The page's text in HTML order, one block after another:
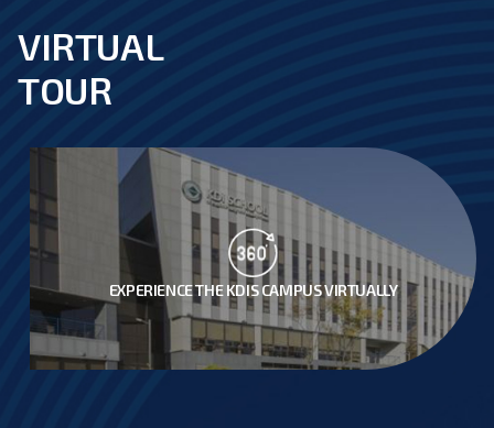
footer
VIRTUAL
TOUR
EXPERIENCE THE KDIS CAMPUS VIRTUALLY